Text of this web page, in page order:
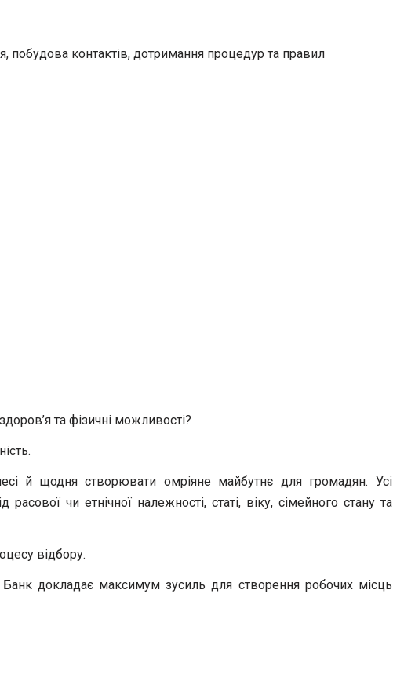
побудова контактів, дотримання процедур та правил
та фізичні можливості?
й щодня створювати омріяне майбутнє для громадян. Усі
чи етнічної належності, статі, віку, сімейного стану та
відбору.
Банк докладає максимум зусиль для створення робочих місць